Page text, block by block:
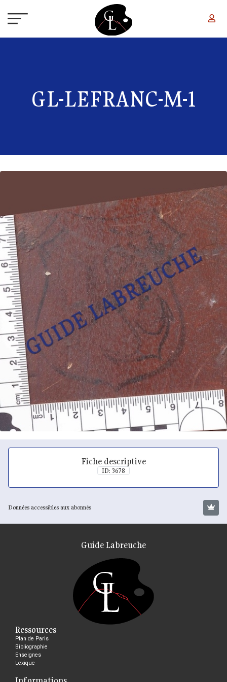
GL-LEFRANC-M-1
Fiche descriptive
ID: 3678
Données accessibles aux abonnés
Guide Labreuche
Ressources
Plan de Paris
Bibliographie
Enseignes
Lexique